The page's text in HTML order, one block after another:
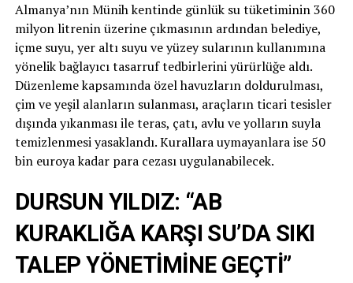
Almanya’nın Münih kentinde günlük su tüketiminin 360
milyon litrenin üzerine çıkmasının ardından belediye,
içme suyu, yer altı suyu ve yüzey sularının kullanımına
yönelik bağlayıcı tasarruf tedbirlerini yürürlüğe aldı.
Düzenleme kapsamında özel havuzların doldurulması,
çim ve yeşil alanların sulanması, araçların ticari tesisler
dışında yıkanması ile teras, çatı, avlu ve yolların suyla
temizlenmesi yasaklandı. Kurallara uymayanlara ise 50
bin euroya kadar para cezası uygulanabilecek.
DURSUN YILDIZ: “AB
KURAKLIĞA KARŞI SU’DA SIKI
TALEP YÖNETİMİNE GEÇTİ”